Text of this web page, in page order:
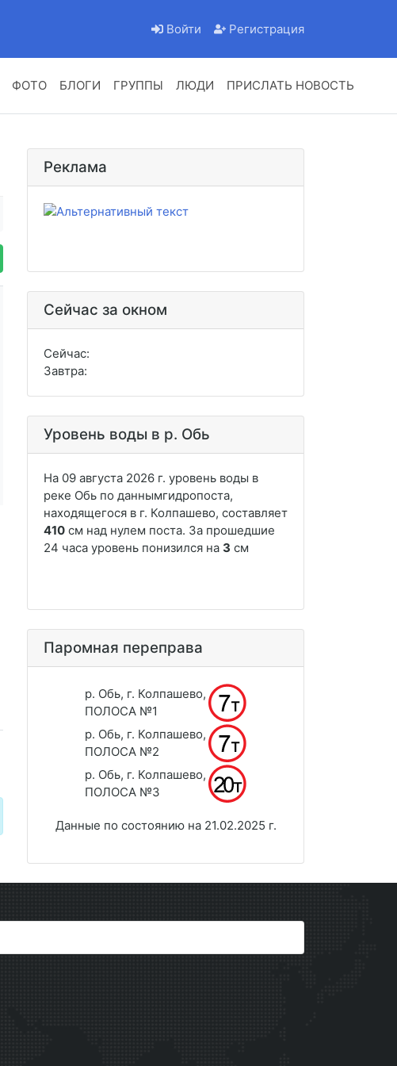
Войти Регистрация
ФОТО БЛОГИ ГРУППЫ ЛЮДИ ПРИСЛАТЬ НОВОСТЬ
Реклама
Сейчас за окном
Сейчас:
Завтра:
Уровень воды в р. Обь
Паромная переправа
р. Обь, г. Колпашево,
ПОЛОСА №1
р. Обь, г. Колпашево,
ПОЛОСА №2
р. Обь, г. Колпашево,
ПОЛОСА №3
Данные по состоянию на 21.02.2025 г.